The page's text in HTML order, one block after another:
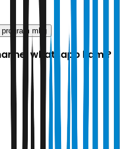
program mbg
whatsapp kami?